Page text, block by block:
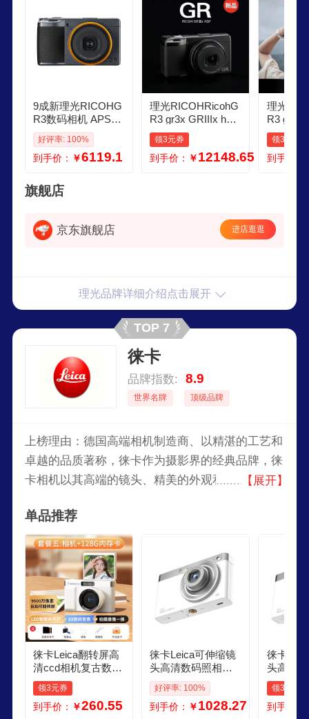
方案，致力于为客户提供高效、便捷的办公解决方
案。
9成新理光RICOHG
R3数码相机 APSC
画幅 GRIII复古学生
入门卡片机街拍单
机版 黑色
好评率: 100%
到手价： ￥6119.1
理光RICOHRicohG
R3 gr3x GRIIIx hdf
数码相机防抖卡片
机便携相机国行 GR
3X HDF
领3元券
到手价： ￥12148.65
理光
R3 gr3x
数码相
机便携
3标准
领3元券
到手价：
旗舰店
京东旗舰店 进店逛逛
理光品牌详细介绍点击展开
TOP 7
徕卡
品牌指数: 8.9
世界名牌 顶级品牌
上榜理由：德国高端相机制造商、以精湛的工艺和
卓越的品质著称，徕卡作为摄影界的经典品牌，徕
卡相机以其高端的镜头、精美的外观和专业的功能
设计、精湛的工艺和创新的摄影技术使其成为摄影
界的殿堂级品牌。
【展开】
单品推荐
徕卡Leica翻转屏高
清ccd相机复古数码
旅游照相机可自随
身带入门卡片机 白
色高清9600w像素1
领3元券
到手价： ￥260.55
徕卡Leica可伸缩镜
头高清数码照相机
学生党便携式CCD
随身带小型卡片机
粉色 白色
好评率: 100%
到手价： ￥1028.27
徕卡
头高清
学生党
随身带
黑色 白
领3元券
到手价：